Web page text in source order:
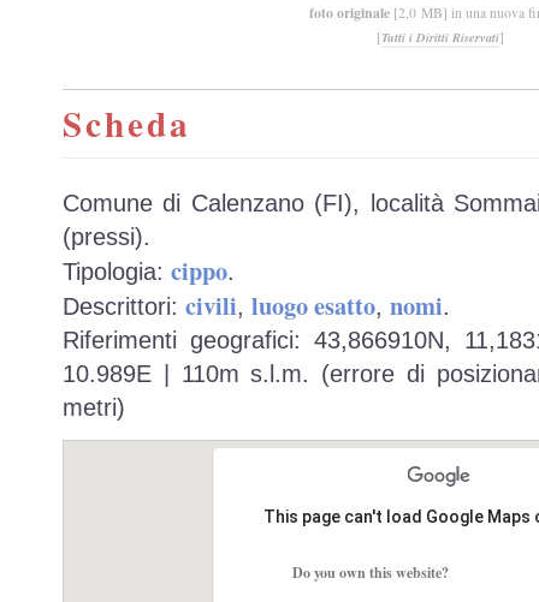
foto originale [2,0 MB] in una nuova
[Tutti i Diritti Riservati]
Scheda
Comune di Calenzano (FI), località
(pressi).
Tipologia: cippo.
Descrittori: civili, luogo esatto, nomi.
Riferimenti geografici: 43,866910N,
10.989E | 110m s.l.m. (errore di
metri)
This page can't load Google
Do you own this website?